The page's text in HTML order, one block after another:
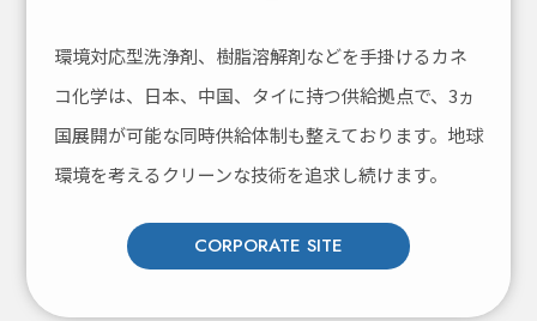
環境対応型洗浄剤、樹脂溶解剤などを手掛けるカネ
コ化学は、 日本、中国、タイに持つ供給拠点で、3ヵ
国展開が可能な同時供給体制も整えております。 地球
環境を考えるクリーンな技術を追求し続けます。
CORPORATE SITE